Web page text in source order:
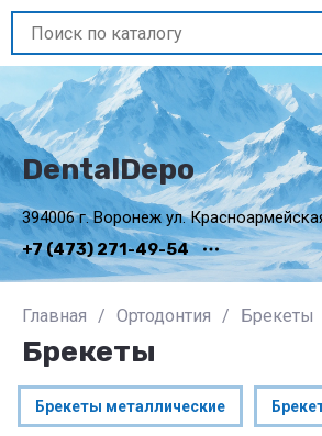
394006 г. Воронеж ул.
+7 (473) 271-49-54
DentalDepo
Главная / Ортодонтия / Брекеты
Брекеты
Брекеты металлические